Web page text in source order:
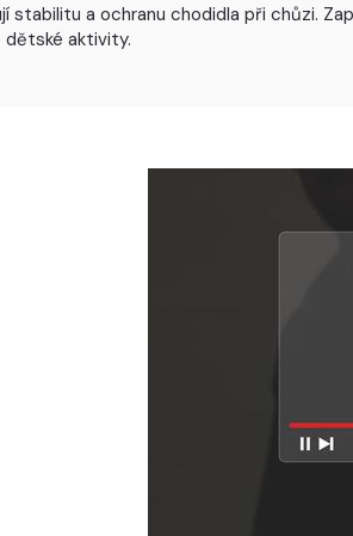
stabilitu a ochranu chodidla při chůzi.
dětské aktivity.